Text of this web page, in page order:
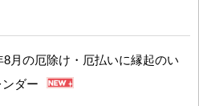
8月の厄除け・厄払いに縁起のい
ダー